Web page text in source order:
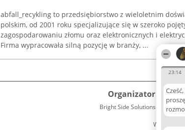
23:14
abfall_recykling to przedsiębiorstwo z wieloletnim
polskim, od 2001 roku specjalizujące się w szeroko
zagospodarowaniu złomu oraz elektronicznych i
Firma wypracowała silną pozycję w branży, ...
Organizator
Bright Side Solutions sp. z o. o.
ul.
Wrocław